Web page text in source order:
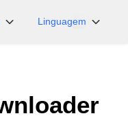
Linguagem
Español